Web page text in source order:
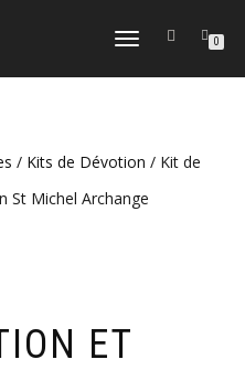
DÉPLIER
NAVIGATION
0
/ Kits de Dévotion / Kit de
St Michel Archange
ET